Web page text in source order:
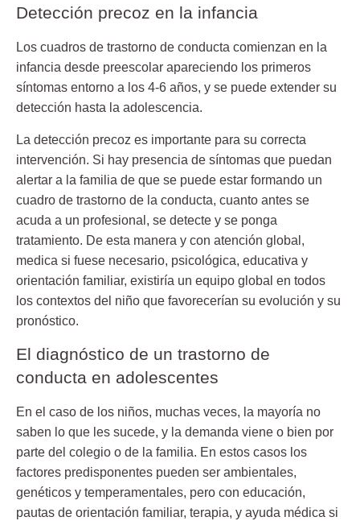
Detección precoz en la infancia
Los cuadros de trastorno de conducta comienzan en la
infancia desde preescolar apareciendo los primeros
síntomas entorno a los 4-6 años, y se puede extender su
detección hasta la adolescencia.
La detección precoz es importante para su correcta
intervención. Si hay presencia de síntomas que puedan
alertar a la familia de que se puede estar formando un
cuadro de trastorno de la conducta, cuanto antes se
acuda a un profesional, se detecte y se ponga
tratamiento. De esta manera y con atención global,
medica si fuese necesario, psicológica, educativa y
orientación familiar, existiría un equipo global en todos
los contextos del niño que favorecerían su evolución y su
pronóstico.
El diagnóstico de un trastorno de
conducta en adolescentes
En el caso de los niños, muchas veces, la mayoría no
saben lo que les sucede, y la demanda viene o bien por
parte del colegio o de la familia. En estos casos los
factores predisponentes pueden ser ambientales,
genéticos y temperamentales, pero con educación,
pautas de orientación familiar, terapia, y ayuda médica si